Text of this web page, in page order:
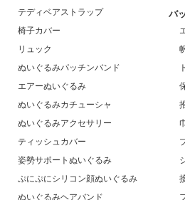
テディベアストラップ
椅子カバー
リュック
ぬいぐるみパッチンバンド
エアーぬいぐるみ
ぬいぐるみカチューシャ
ぬいぐるみアクセサリー
ティッシュカバー
姿勢サポートぬいぐるみ
ぷにぷにシリコン顔ぬいぐるみ
ぬいぐるみヘアバンド
バ